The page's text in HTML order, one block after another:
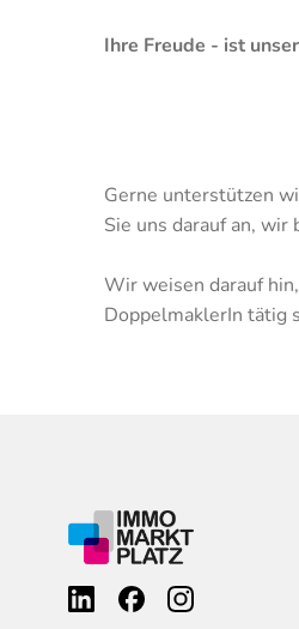
Ihre Freude - ist
Gerne unterstützen
Sie uns darauf an, wir
Wir weisen darauf
DoppelmaklerIn tätig